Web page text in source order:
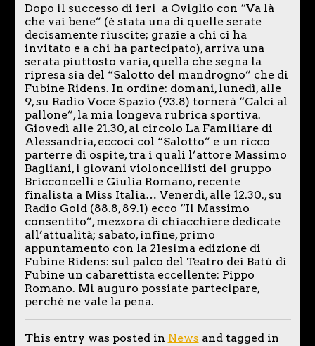
Dopo il successo di ieri a Oviglio con “Va là
che vai bene” (è stata una di quelle serate
decisamente riuscite; grazie a chi ci ha
invitato e a chi ha partecipato), arriva una
serata piuttosto varia, quella che segna la
ripresa sia del “Salotto del mandrogno” che di
Fubine Ridens. In ordine: domani, lunedì, alle
9, su Radio Voce Spazio (93.8) tornerà “Calci al
pallone”, la mia longeva rubrica sportiva.
Giovedì alle 21.30, al circolo La Familiare di
Alessandria, eccoci col “Salotto” e un ricco
parterre di ospite, tra i quali l’attore Massimo
Bagliani, i giovani violoncellisti del gruppo
Bricconcelli e Giulia Romano, recente
finalista a Miss Italia… Venerdì, alle 12.30., su
Radio Gold (88.8, 89.1) ecco “Il Massimo
consentito”, mezzora di chiacchiere dedicate
all’attualità; sabato, infine, primo
appuntamento con la 21esima edizione di
Fubine Ridens: sul palco del Teatro dei Batù di
Fubine un cabarettista eccellente: Pippo
Romano. Mi auguro possiate partecipare,
perché ne vale la pena.
This entry was posted in News and tagged in